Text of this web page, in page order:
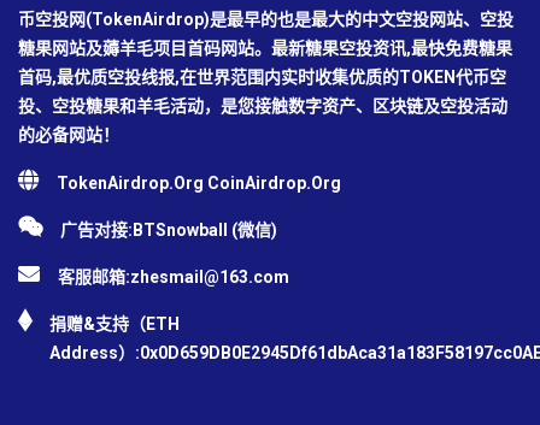
币空投网(TokenAirdrop)是最早的也是最大的中文空投网站、空投
糖果网站及薅羊毛项目首码网站。最新糖果空投资讯,最快免费糖果
首码,最优质空投线报,在世界范围内实时收集优质的TOKEN代币空
投、空投糖果和羊毛活动，是您接触数字资产、区块链及空投活动
的必备网站！
TokenAirdrop.Org CoinAirdrop.Org
广告对接:BTSnowball (微信)
客服邮箱:zhesmail@163.com
捐赠&支持（ETH
Address）